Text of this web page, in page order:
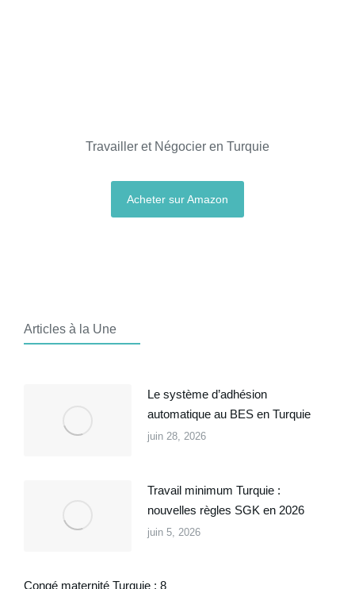
Travailler et Négocier en Turquie
Acheter sur Amazon
Articles à la Une
Le système d’adhésion
automatique au BES en Turquie
juin 28, 2026
Travail minimum Turquie :
nouvelles règles SGK en 2026
juin 5, 2026
Congé maternité Turquie : 8